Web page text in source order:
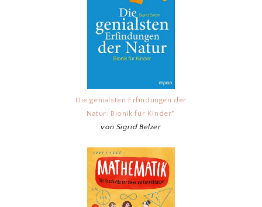
Die genialsten Erfindungen der
Natur: Bionik für Kinder*
von Sigrid Belzer